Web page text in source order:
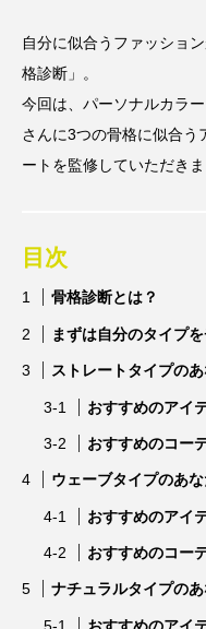
自分に似合うファッショ
格診断」。
今回は、パーソナルカラ
さんに3つの骨格に似合う
ートを監修していただきま
目次
⾻格診断とは？
まずは自分のタイプ
ストレートタイプの
おすすめのアイ
おすすめのコー
ウェーブタイプのあ
おすすめのアイ
おすすめのコー
ナチュラルタイプの